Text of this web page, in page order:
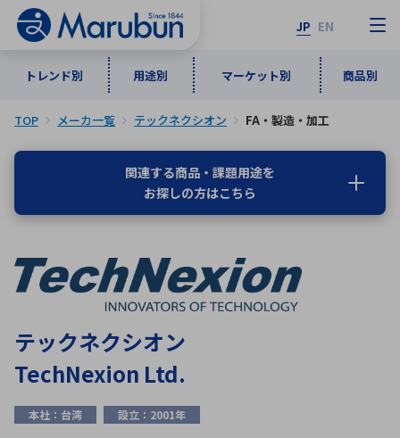
JP EN
トレンド別 用途別 マーケット別 商品別
トレンド別
インダストリアルDXソリューション
5G・Local 5G
ワイヤレス給電
ロボティクス（AI）
用途別
通信・ネットワーク
監視・セキュリティ
計測・検出
品質管理・検査
マーケット別
民生
商品別
ICTソリューション
メーカ一覧
な行
は行 ま行
わ行
アルファベット順
A B
TOP メーカ一覧 テックネクシオン FA・製造・加工
関連する商品・課題用途を
お探しの方はこちら
テックネクシオン
TechNexion Ltd.
本社：台湾 設立：2001年